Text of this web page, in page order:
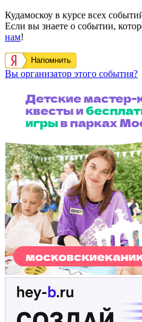
Кудамоскоу в курсе всех
Если вы знаете о событии,
нам!
Напомнить
Вы организатор этого события?